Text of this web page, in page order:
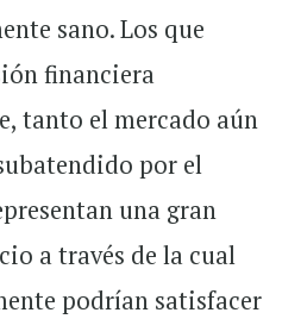
sano. Los que
financiera
tanto el mercado aún
por el
una gran
a través de la cual
podrían satisfacer